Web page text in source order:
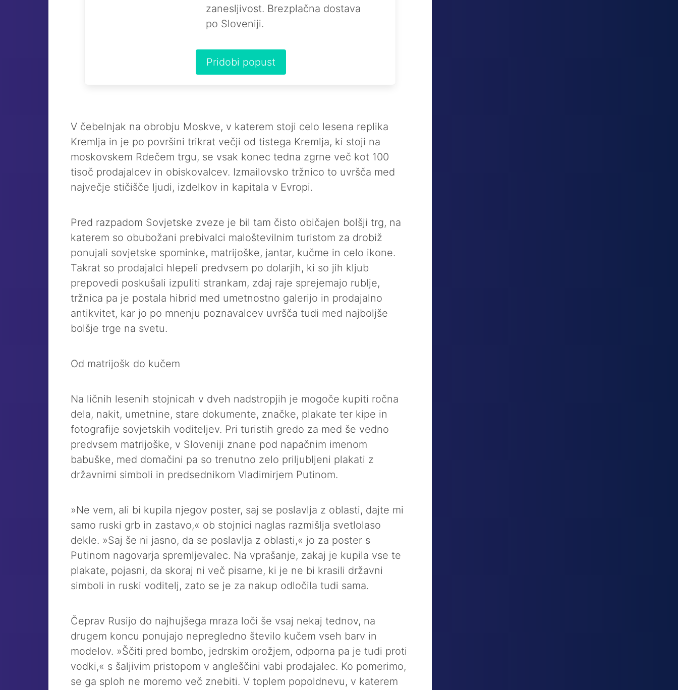
zanesljivost. Brezplačna dostava
po Sloveniji.
Pridobi popust
V čebelnjak na obrobju Moskve, v katerem stoji celo lesena replika
Kremlja in je po površini trikrat večji od tistega Kremlja, ki stoji na
moskovskem Rdečem trgu, se vsak konec tedna zgrne več kot 100
tisoč prodajalcev in obiskovalcev. Izmailovsko tržnico to uvršča med
največje stičišče ljudi, izdelkov in kapitala v Evropi.
Pred razpadom Sovjetske zveze je bil tam čisto običajen bolšji trg, na
katerem so obubožani prebivalci maloštevilnim turistom za drobiž
ponujali sovjetske spominke, matrijoške, jantar, kučme in celo ikone.
Takrat so prodajalci hlepeli predvsem po dolarjih, ki so jih kljub
prepovedi poskušali izpuliti strankam, zdaj raje sprejemajo rublje,
tržnica pa je postala hibrid med umetnostno galerijo in prodajalno
antikvitet, kar jo po mnenju poznavalcev uvršča tudi med najboljše
bolšje trge na svetu.
Od matrijošk do kučem
Na ličnih lesenih stojnicah v dveh nadstropjih je mogoče kupiti ročna
dela, nakit, umetnine, stare dokumente, značke, plakate ter kipe in
fotografije sovjetskih voditeljev. Pri turistih gredo za med še vedno
predvsem matrijoške, v Sloveniji znane pod napačnim imenom
babuške, med domačini pa so trenutno zelo priljubljeni plakati z
državnimi simboli in predsednikom Vladimirjem Putinom.
»Ne vem, ali bi kupila njegov poster, saj se poslavlja z oblasti, dajte mi
samo ruski grb in zastavo,« ob stojnici naglas razmišlja svetlolaso
dekle. »Saj še ni jasno, da se poslavlja z oblasti,« jo za poster s
Putinom nagovarja spremljevalec. Na vprašanje, zakaj je kupila vse te
plakate, pojasni, da skoraj ni več pisarne, ki je ne bi krasili državni
simboli in ruski voditelj, zato se je za nakup odločila tudi sama.
Čeprav Rusijo do najhujšega mraza loči še vsaj nekaj tednov, na
drugem koncu ponujajo nepregledno število kučem vseh barv in
modelov. »Ščiti pred bombo, jedrskim orožjem, odporna pa je tudi proti
vodki,« s šaljivim pristopom v angleščini vabi prodajalec. Ko pomerimo,
se ga sploh ne moremo več znebiti. V toplem popoldnevu, v katerem